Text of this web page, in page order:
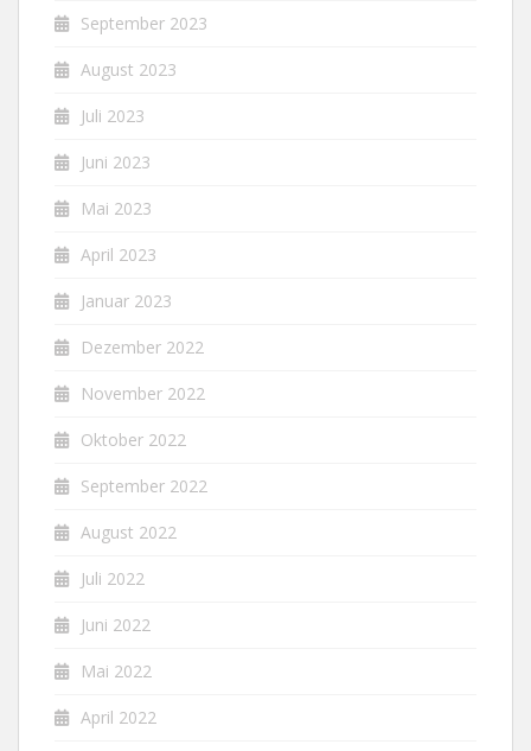
September 2023
August 2023
Juli 2023
Juni 2023
Mai 2023
April 2023
Januar 2023
Dezember 2022
November 2022
Oktober 2022
September 2022
August 2022
Juli 2022
Juni 2022
Mai 2022
April 2022